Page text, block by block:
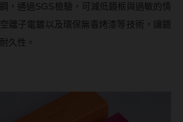
，通過SGS檢驗，可減低鏡框與過敏的情
離子電鍍以及環保無毒烤漆等技術，讓鏡
久性。